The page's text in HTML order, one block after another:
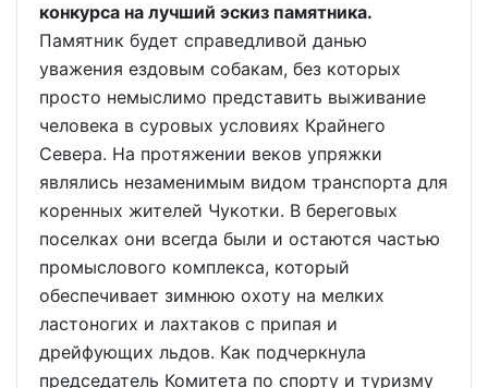
конкурса на лучший эскиз памятника.
Памятник будет справедливой данью
уважения ездовым собакам, без которых
просто немыслимо представить выживание
человека в суровых условиях Крайнего
Севера. На протяжении веков упряжки
являлись незаменимым видом транспорта для
коренных жителей Чукотки. В береговых
поселках они всегда были и остаются частью
промыслового комплекса, который
обеспечивает зимнюю охоту на мелких
ластоногих и лахтаков с припая и
дрейфующих льдов. Как подчеркнула
председатель Комитета по спорту и туризму